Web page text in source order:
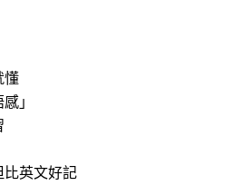
懂
」
比英文好記